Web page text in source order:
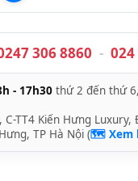
306 8860 - 024
- 17h30 thứ 2 đến thứ 6,
C-TT4 Kiến Hưng Luxury,
TP Hà Nội (🗺️ Xem